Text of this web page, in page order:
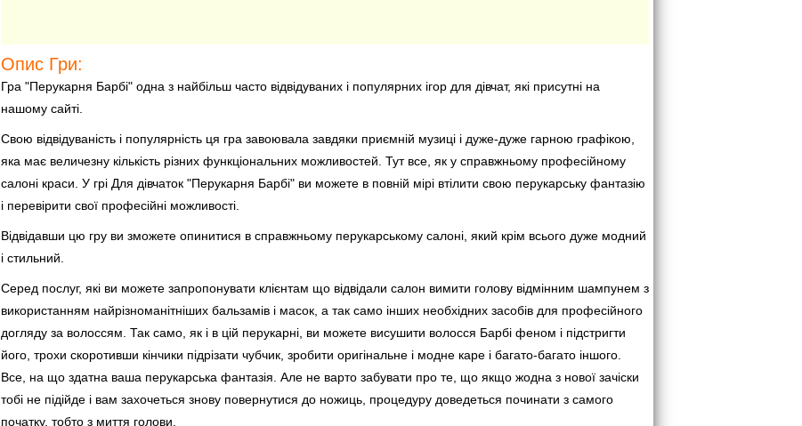
Опис Гри:
Гра "Перукарня Барбі" одна з найбільш часто відвідуваних і популярних ігор для дівчат, які присутні на
нашому сайті.
Свою відвідуваність і популярність ця гра завоювала завдяки приємній музиці і дуже-дуже гарною графікою,
яка має величезну кількість різних функціональних можливостей. Тут все, як у справжньому професійному
салоні краси. У грі Для дівчаток "Перукарня Барбі" ви можете в повній мірі втілити свою перукарську фантазію
і перевірити свої професійні можливості.
Відвідавши цю гру ви зможете опинитися в справжньому перукарському салоні, який крім всього дуже модний
і стильний.
Серед послуг, які ви можете запропонувати клієнтам що відвідали салон вимити голову відмінним шампунем з
використанням найрізноманітніших бальзамів і масок, а так само інших необхідних засобів для професійного
догляду за волоссям. Так само, як і в цій перукарні, ви можете висушити волосся Барбі феном і підстригти
його, трохи скоротивши кінчики підрізати чубчик, зробити оригінальне і модне каре і багато-багато іншого.
Все, на що здатна ваша перукарська фантазія. Але не варто забувати про те, що якщо жодна з нової зачіски
тобі не підійде і вам захочеться знову повернутися до ножиць, процедуру доведеться починати з самого
початку, тобто з миття голови.